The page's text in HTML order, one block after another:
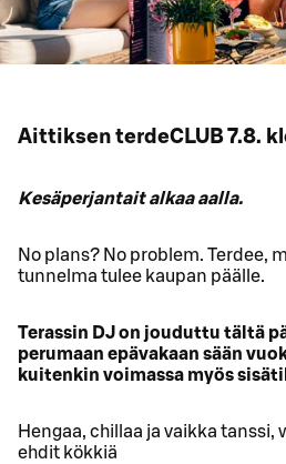
Aittiksen terdeCLUB 7.8.
Kesäperjantait alkaa aalla.
No plans? No problem. Terdee,
tunnelma tulee kaupan päälle.
Terassin DJ on jouduttu tältä
perumaan epävakaan sään
kuitenkin voimassa myös
Hengaa, chillaa ja vaikka tanssi,
ehdit kökkiä